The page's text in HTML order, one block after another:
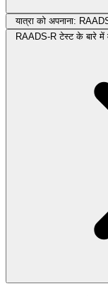
यात्रा को अपनाना:
RAADS-R टेस्ट के बारे में